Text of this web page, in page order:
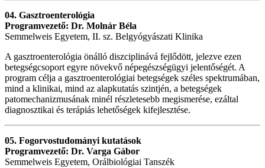
04. Gasztroenterológia
Programvezető: Dr. Molnár Béla
Semmelweis Egyetem, II. sz. Belgyógyászati Klinika
A gasztroenterológia önálló diszciplinává fejlődött, jelezve ezen
betegségcsoport egyre növekvő népegészségügyi jelentőségét. A
program célja a gasztroenterológiai betegségek széles spektrumában,
mind a klinikai, mind az alapkutatás szintjén, a betegségek
patomechanizmusának minél részletesebb megismerése, ezáltal
diagnosztikai és terápiás lehetőségek kifejlesztése.
05. Fogorvostudományi kutatások
Programvezető: Dr. Varga Gábor
Semmelweis Egyetem, Orálbiológiai Tanszék